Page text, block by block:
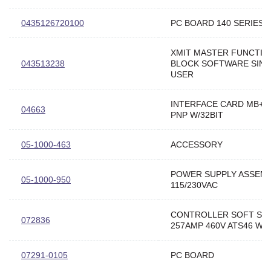
0435126720100 PC BOARD 140 SERIES
043513238
XMIT MASTER
BLOCK SOFTWARE
USER
04663
INTERFACE CARD MB+
PNP W/32BIT
05-1000-463 ACCESSORY
05-1000-950
POWER SUPPLY
115/230VAC
072836
CONTROLLER SOFT
257AMP 460V ATS46 W/
07291-0105 PC BOARD